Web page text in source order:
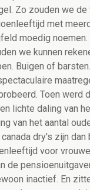
Zo zouden we
met
moedig
we kunnen
Buigen of
Toen werd
lichte daling van
van het aantal
dry's zijn dan
voor
de
inactief. En